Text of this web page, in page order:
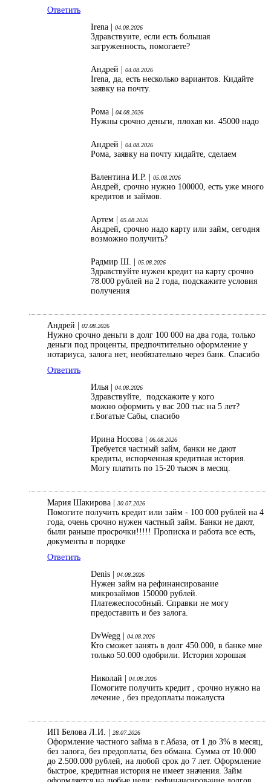
Ответить
Irena |
04.08.2026
Здравствуите, если есть большая
загруженность, помогаете?
Андрей | 04.08.2026
Irena, да, есть несколько вариантов. Кидайте
заявку на почту.
Рома | 04.08.2026
Нужны срочно деньги, плохая ки. 45000 надо
Андрей | 04.08.2026
Рома, заявку на почту кидайте, сделаем
Валентина И.Р. | 05.08.2026
Андрей, срочно нужно 100000, есть уже много
кредитов и займов.
Артем | 05.08.2026
Андрей, срочно надо карту или займ, сегодня
возможно получить?
Радмир Ш. | 05.08.2026
Здравствуйте нужен кредит на карту срочно
78.000 рублей на 2 года, подскажите условия
получения
Андрей | 02.08.2026
Нужно срочно деньги в долг 100 000 на два года, только
деньги под проценты, предпочтительно оформление у
нотариуса, залога нет, необязательно через банк. Спасибо
Ответить
Илья |
04.08.2026
Здравствуйте, подскажите у кого
можно оформить у вас 200 тыс на 5 лет?
г.Богатые Сабы, спасибо
Ирина Носова | 06.08.2026
Требуется частный займ, банки не дают
кредиты, испорченная кредитная история.
Могу платить по 15-20 тысяч в месяц.
Мария Шакирова | 30.07.2026
Помогите получить кредит или займ - 100 000 рублей на 4
года, очень срочно нужен частный займ. Банки не дают,
были раньше просрочки!!!!! Прописка и работа все есть,
документы в порядке
Ответить
Denis |
04.08.2026
Нужен займ на рефинансирование
микрозаймов 150000 рублей.
Платежеспособный. Справки не могу
предоставить и без залога.
DvWegg | 04.08.2026
Кто сможет занять в долг 450.000, в банке мне
только 50.000 одобрили. История хорошая
Николай | 04.08.2026
Помогите получить кредит , срочно нужно на
лечение , без предоплаты пожалуста
ИП Белова Л.И. | 28.07.2026
Оформление частного займа в г.Абаза, от 1 до 3% в месяц,
без залога, без предоплаты, без обмана. Сумма от 10.000
до 2.500.000 рублей, на любой срок до 7 лет. Оформление
быстрое, кредитная история не имеет значения. Займ